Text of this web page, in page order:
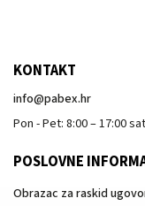
KONTAKT
info@pabex.hr
Pon - Pet: 8:00 – 17:00
POSLOVNE
Obrazac za raskid